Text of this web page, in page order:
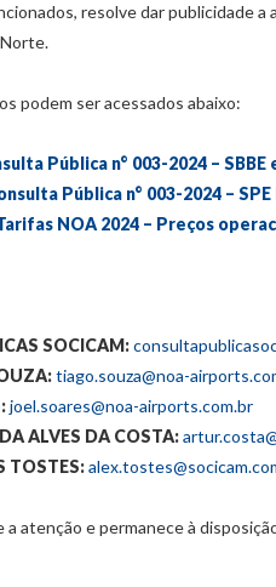
resolve dar publicidade
podem ser acessados abaixo:
Pública n° 003-2024 –
Pública n° 003-2024 –
NOA 2024 – Preços
SOCICAM:
tiago.souza@noa-
joel.soares@noa-airports.com.br
ALVES DA COSTA:
TOSTES:
a atenção e permanece à